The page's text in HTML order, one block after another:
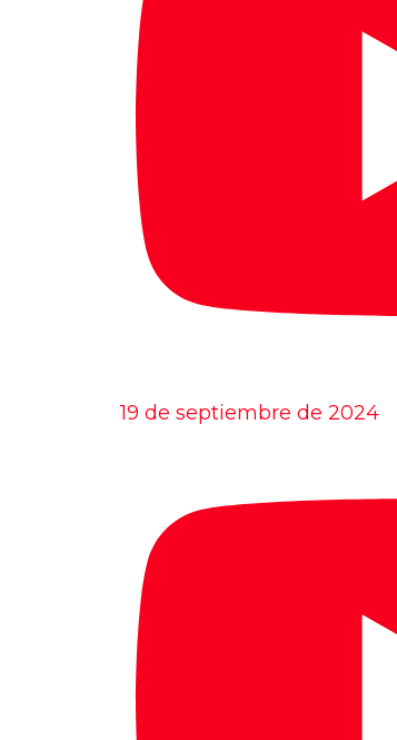
19 de septiembre de 2024